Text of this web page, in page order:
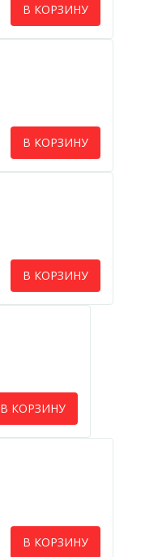
В КОРЗИНУ
В КОРЗИНУ
В КОРЗИНУ
В КОРЗИНУ
В КОРЗИНУ